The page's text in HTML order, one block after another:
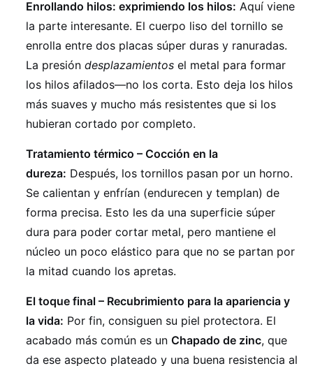
Enrollando hilos: exprimiendo los hilos: Aquí viene
la parte interesante. El cuerpo liso del tornillo se
enrolla entre dos placas súper duras y ranuradas.
La presióndesplazamientos el metal para formar
los hilos afilados—no los corta. Esto deja los hilos
más suaves y mucho más resistentes que si los
hubieran cortado por completo.
Tratamiento térmico – Cocción en la
dureza: Después, los tornillos pasan por un horno.
Se calientan y enfrían (endurecen y templan) de
forma precisa. Esto les da una superficie súper
dura para poder cortar metal, pero mantiene el
núcleo un poco elástico para que no se partan por
la mitad cuando los apretas.
El toque final – Recubrimiento para la apariencia y
la vida: Por fin, consiguen su piel protectora. El
acabado más común es unChapado de zinc, que
da ese aspecto plateado y una buena resistencia al